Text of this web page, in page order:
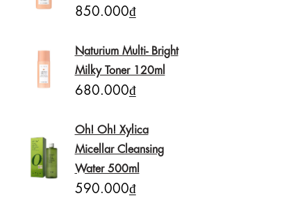
850.000₫
Naturium Multi- Bright
Milky Toner 120ml
680.000₫
Oh! Oh! Xylica
Micellar Cleansing
Water 500ml
590.000₫